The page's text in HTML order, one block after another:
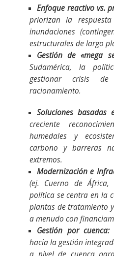
Enfoque reactivo vs.
priorizan la
inundaciones
estructurales de largo
Gestión de «mega
Sudamérica, la
gestionar crisis de
racionamiento.
Soluciones basadas
creciente
humedales y
carbono y barreras
extremos.
Modernización e
(ej. Cuerno de África,
política se centra en la
plantas de tratamiento
a menudo con
Gestión por cuenca:
hacia la gestión